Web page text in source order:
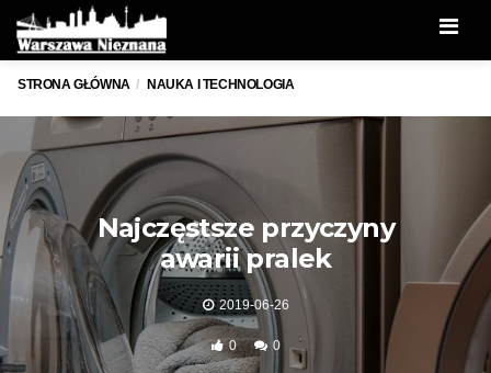
STRONA GŁÓWNA NAUKA I TECHNOLOGIA
Najczęstsze przyczyny
awarii pralek
2019-06-26
0 0